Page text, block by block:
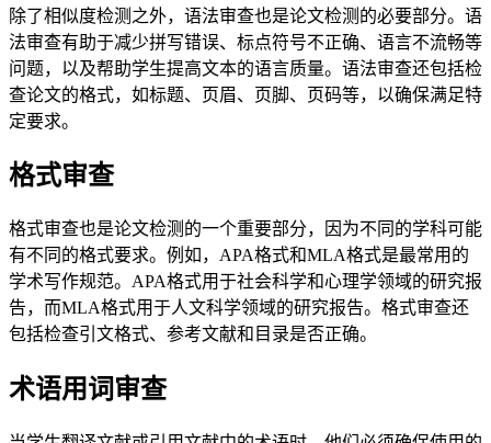
除了相似度检测之外，语法审查也是论文检测的必要部分。语
法审查有助于减少拼写错误、标点符号不正确、语言不流畅等
问题，以及帮助学生提高文本的语言质量。语法审查还包括检
查论文的格式，如标题、页眉、页脚、页码等，以确保满足特
定要求。
格式审查
格式审查也是论文检测的一个重要部分，因为不同的学科可能
有不同的格式要求。例如，APA格式和MLA格式是最常用的
学术写作规范。APA格式用于社会科学和心理学领域的研究报
告，而MLA格式用于人文科学领域的研究报告。格式审查还
包括检查引文格式、参考文献和目录是否正确。
术语用词审查